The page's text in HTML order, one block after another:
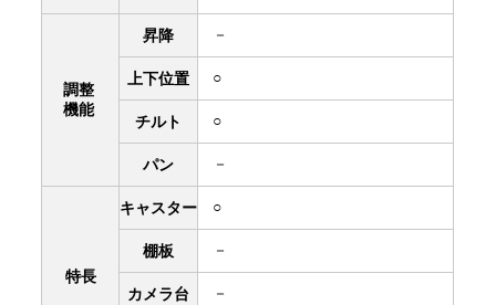
調整
機能
昇降 －
上下位置 ○
チルト ○
パン －
特長
キャスター ○
棚板 －
カメラ台 －